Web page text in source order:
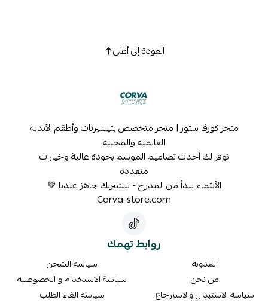
العودة إلى أعلى
متجر كورفا ستور | متجر متخصص بتيشيرتات وأطقم الأنديه
العالميه والمحليه
نوفر لك أحدث تصاميم الموسم بجودة عالية وخيارات
متعددة
الأنتماء يبدأ من المدرج - تيشيرتك جاهز عندنا 💚
Corva-store.com
روابط تهمك
المدونة
من نحن
سياسة الاستبدال والاسترجاع
سياسة الشحن
سياسة الاستخدام و الخصوصيه
سياسة الغاء الطلب